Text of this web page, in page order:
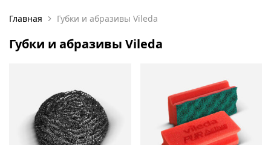
Главная Губки и абразивы Vileda
Губки и абразивы Vileda